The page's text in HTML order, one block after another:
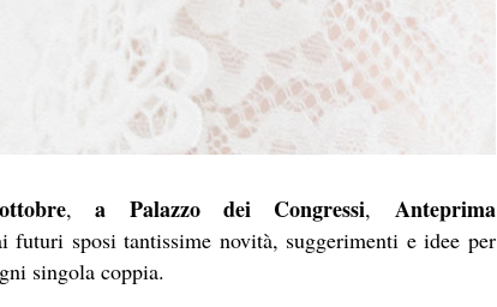
,a Palazzo dei Congressi,Anteprima
futuri sposi tantissime novità, suggerimenti e idee per
singola coppia.